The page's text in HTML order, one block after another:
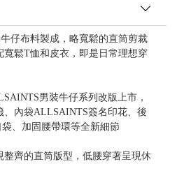
仔布料製成，略寬鬆的直筒剪裁
鬆T恤和皮衣，即是日常理想穿
男裝牛仔系列改版上市，
、內袋ALLSAINTS簽名印花、後
、加固腰帶環等全新細節
齊的直筒版型，低腰穿著呈現休